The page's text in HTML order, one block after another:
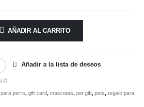
AÑADIR AL CARRITO
Añadir a la lista de deseos
perro, gift card, mascotas, pet gift, pets, regalo para